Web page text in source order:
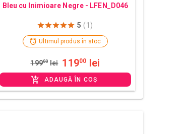
Bleu cu Inimioare Negre - LFEN_D046
5 (1)
Ultimul produs în stoc
19900 lei 11900 lei
ADAUGĂ ÎN COȘ